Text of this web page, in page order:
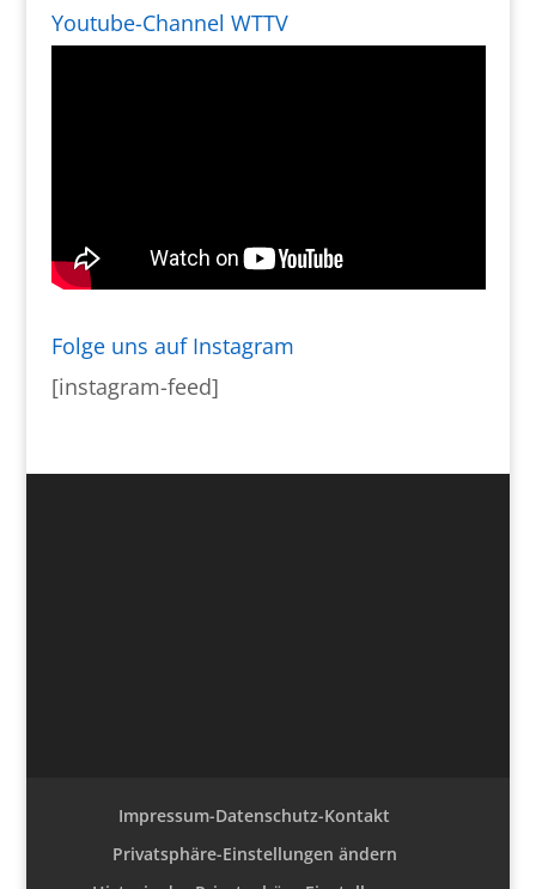
Youtube-Channel WTTV
Folge uns auf Instagram
[instagram-feed]
Impressum-Datenschutz-Kontakt
Privatsphäre-Einstellungen ändern